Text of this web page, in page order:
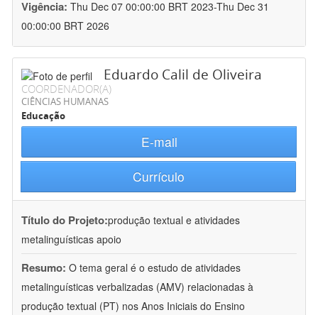
Vigência: Thu Dec 07 00:00:00 BRT 2023-Thu Dec 31
00:00:00 BRT 2026
Eduardo Calil de Oliveira
COORDENADOR(A)
CIÊNCIAS HUMANAS
Educação
E-mail
Currículo
Título do Projeto:produção textual e atividades
metalinguísticas apoio
Resumo: O tema geral é o estudo de atividades
metalinguísticas verbalizadas (AMV) relacionadas à
produção textual (PT) nos Anos Iniciais do Ensino